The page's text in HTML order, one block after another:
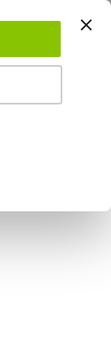
CONTATTACI